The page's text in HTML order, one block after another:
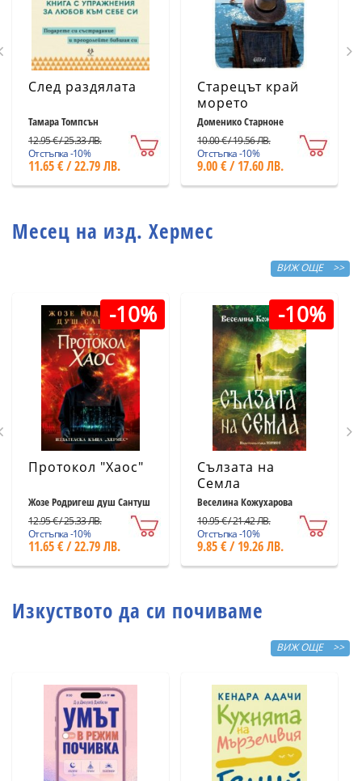
След раздялата
Тамара Томпсън
12.95 € / 25.33 ЛВ.
Отстъпка -10%
11.65 € / 22.79 ЛВ.
Старецът край
морето
Доменико Старноне
10.00 € / 19.56 ЛВ.
Отстъпка -10%
9.00 € / 17.60 ЛВ.
Месец на изд. Хермес
ВИЖ ОЩЕ >>
-10%
Протокол "Хаос"
Жозе Родригеш душ Сантуш
12.95 € / 25.33 ЛВ.
Отстъпка -10%
11.65 € / 22.79 ЛВ.
-10%
Сълзата на
Семла
Веселина Кожухарова
10.95 € / 21.42 ЛВ.
Отстъпка -10%
9.85 € / 19.26 ЛВ.
Изкуството да си почиваме
ВИЖ ОЩЕ >>